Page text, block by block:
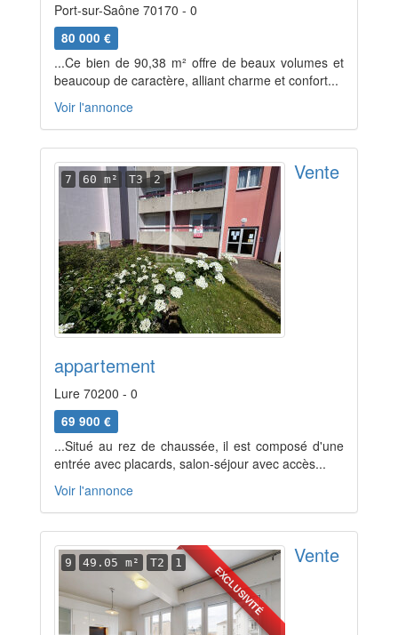
Port-sur-Saône 70170 - 0
80 000 €
...Ce bien de 90,38 m² offre de beaux volumes et
beaucoup de caractère, alliant charme et confort...
Voir l'annonce
7 60 m² T3 2 Vente
appartement
Lure 70200 - 0
69 900 €
...Situé au rez de chaussée, il est composé d'une
entrée avec placards, salon-séjour avec accès...
Voir l'annonce
EXCLUSIVITÉ
9 49.05 m² T2 1 Vente